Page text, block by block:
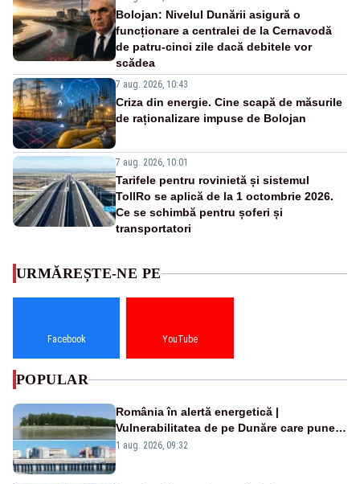
Bolojan: Nivelul Dunării asigură o
funcționare a centralei de la Cernavodă
de patru-cinci zile dacă debitele vor
scădea
7 aug. 2026, 10:43
Criza din energie. Cine scapă de măsurile
de raționalizare impuse de Bolojan
7 aug. 2026, 10:01
Tarifele pentru rovinietă și sistemul
TollRo se aplică de la 1 octombrie 2026.
Ce se schimbă pentru șoferi și
transportatori
URMĂREȘTE-NE PE
Facebook YouTube
POPULAR
România în alertă energetică |
Vulnerabilitatea de pe Dunăre care pune
în pericol Centrala Cernavodă era
1 aug. 2026, 09:32